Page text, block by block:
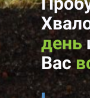
день
Вас